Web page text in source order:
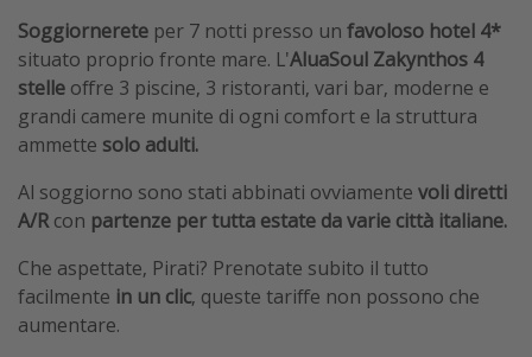
Soggiornerete per 7 notti presso un favoloso hotel 4*
situato proprio fronte mare. L'AluaSoul Zakynthos 4
stelle offre 3 piscine, 3 ristoranti, vari bar, moderne e
grandi camere munite di ogni comfort e la struttura
ammette solo adulti.
Al soggiorno sono stati abbinati ovviamente voli diretti
A/Rcon partenze per tutta estate da varie città italiane.
Che aspettate, Pirati? Prenotate subito il tutto
facilmente in un clic, queste tariffe non possono che
aumentare.